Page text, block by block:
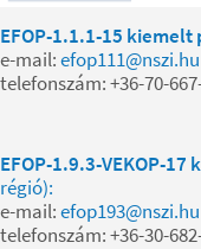
EFOP-1.1.1-15
e-mail:efop111@nszi.hu
telefonszám: +36-70-
EFOP-1.9.3-VEKOP-
régió):
e-mail:efop193@nszi.hu
telefonszám: +36-30-